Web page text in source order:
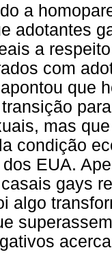
a
adotantes
a
com
que
mas
condição
EUA.
gays
algo